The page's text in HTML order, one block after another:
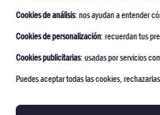
Cookies de análisis: nos ayudan a entender
Cookies de personalización: recuerdan tus
Cookies publicitarias: usadas por servicios
Puedes aceptar todas las cookies,